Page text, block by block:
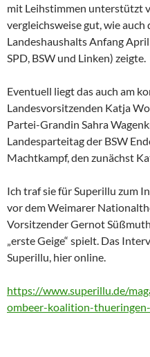
mit Leihstimmen unterstützt
vergleichsweise gut, wie auch
Landeshaushalts Anfang
SPD, BSW und Linken) zeigte.
Eventuell liegt das auch am
Landesvorsitzenden Katja
Partei-Grandin Sahra
Landesparteitag der BSW
Machtkampf, den zunächst
Ich traf sie für Superillu zum
vor dem Weimarer
Vorsitzender Gernot
„erste Geige“ spielt. Das
Superillu, hier online.
https://www.superillu.de/
ombeer-koalition-